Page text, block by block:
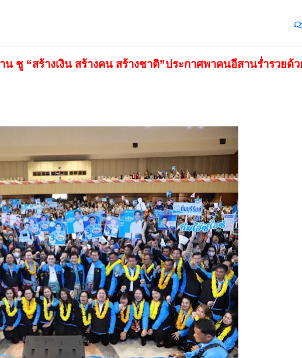
ชู “สร้างเงิน สร้างคน สร้างชาติ”ประกาศพาคนอีสานร่ำรวยด้ว